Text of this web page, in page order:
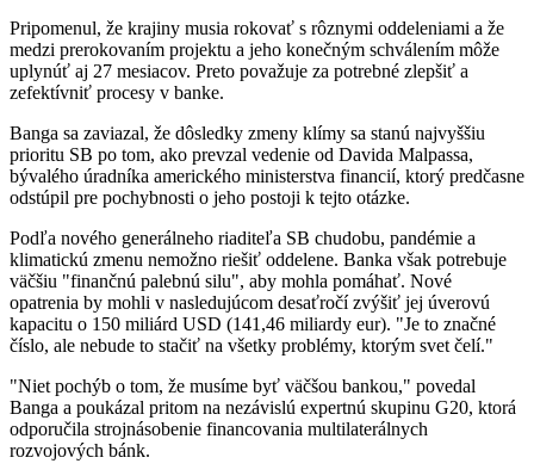
Pripomenul, že krajiny musia rokovať s rôznymi oddeleniami a že
medzi prerokovaním projektu a jeho konečným schválením môže
uplynúť aj 27 mesiacov. Preto považuje za potrebné zlepšiť a
zefektívniť procesy v banke.
Banga sa zaviazal, že dôsledky zmeny klímy sa stanú najvyššiu
prioritu SB po tom, ako prevzal vedenie od Davida Malpassa,
bývalého úradníka amerického ministerstva financií, ktorý predčasne
odstúpil pre pochybnosti o jeho postoji k tejto otázke.
Podľa nového generálneho riaditeľa SB chudobu, pandémie a
klimatickú zmenu nemožno riešiť oddelene. Banka však potrebuje
väčšiu "finančnú palebnú silu", aby mohla pomáhať. Nové
opatrenia by mohli v nasledujúcom desaťročí zvýšiť jej úverovú
kapacitu o 150 miliárd USD (141,46 miliardy eur). "Je to značné
číslo, ale nebude to stačiť na všetky problémy, ktorým svet čelí."
"Niet pochýb o tom, že musíme byť väčšou bankou," povedal
Banga a poukázal pritom na nezávislú expertnú skupinu G20, ktorá
odporučila strojnásobenie financovania multilaterálnych
rozvojových bánk.